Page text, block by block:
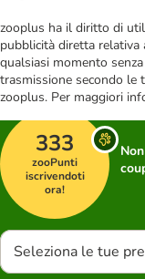
zooplus ha il diritto di
pubblicità diretta
qualsiasi momento
trasmissione secondo le
zooplus. Per maggiori
333
zooPunti
iscrivendoti
ora!
Seleziona le tue